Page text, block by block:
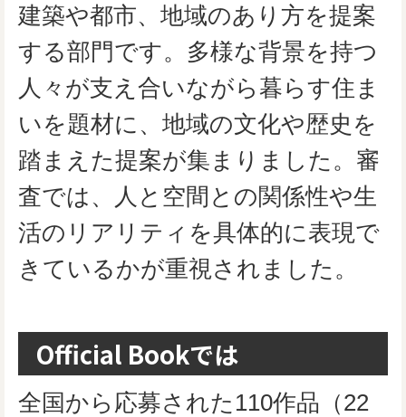
建築や都市、地域のあり方を提案
する部門です。多様な背景を持つ
人々が支え合いながら暮らす住ま
いを題材に、地域の文化や歴史を
踏まえた提案が集まりました。審
査では、人と空間との関係性や生
活のリアリティを具体的に表現で
きているかが重視されました。
Official Bookでは
全国から応募された110作品（22